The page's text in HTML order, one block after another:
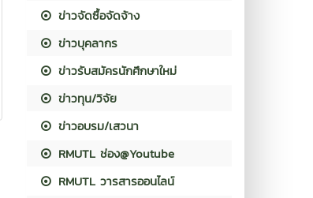
ข่าวจัดซื้อจัดจ้าง
ข่าวบุคลากร
ข่าวรับสมัครนักศึกษาใหม่
ข่าวทุน/วิจัย
ข่าวอบรม/เสวนา
RMUTL ช่อง@Youtube
RMUTL วารสารออนไลน์